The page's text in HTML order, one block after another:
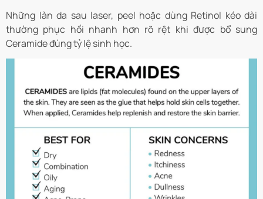
Những làn da sau laser, peel hoặc dùng Retinol kéo dài
thường phục hồi nhanh hơn rõ rệt khi được bổ sung
Ceramide đúng tỷ lệ sinh học.